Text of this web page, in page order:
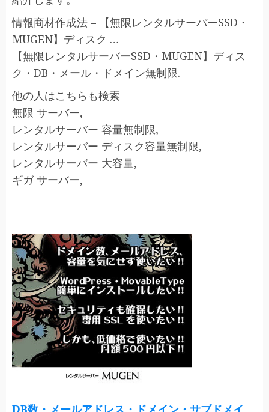
情報商材作成法 – 【無限レンタルサーバーSSD・
MUGEN】ディスク …
【無限レンタルサーバーSSD・MUGEN】ディス
ク・DB・メール・ドメイン無制限.
他の人はこちらも検索
無限 サーバー,
レンタルサーバー 容量無制限,
レンタルサーバー ディスク容量無制限,
レンタルサーバー 大容量,
ギガ サーバー,
DB数・メールアドレス・ドメイン・サブドメイ